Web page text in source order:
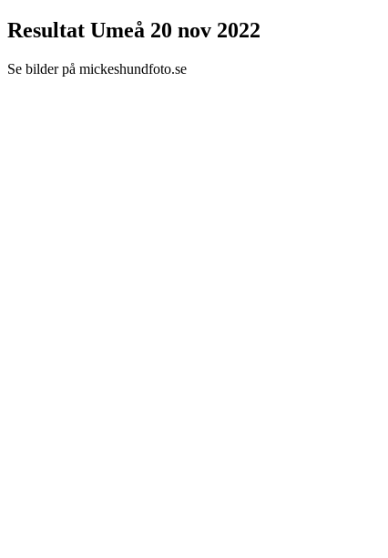
Resultat Umeå 20 nov 2022
Se bilder på mickeshundfoto.se